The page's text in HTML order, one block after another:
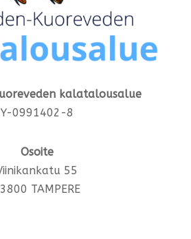
kalatalousalue
Y-0991402-8
Osoite
55
TAMPERE